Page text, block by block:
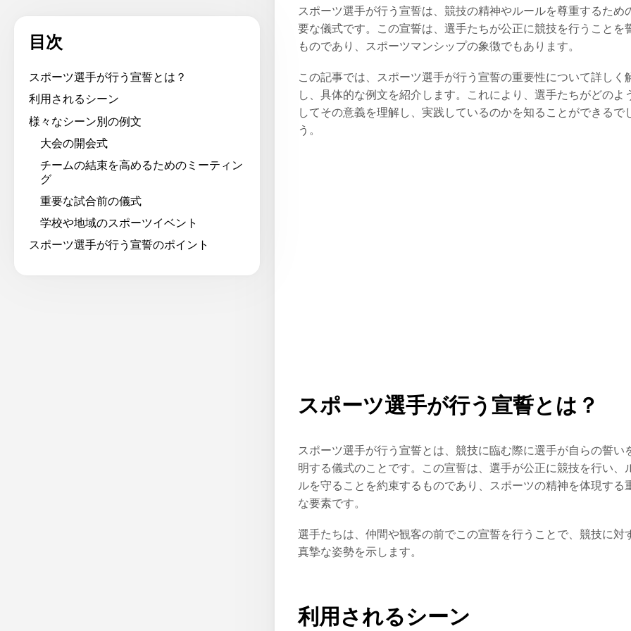
目次
スポーツ選手が行う宣誓とは？
利用されるシーン
様々なシーン別の例文
大会の開会式
チームの結束を高めるためのミーティン
グ
重要な試合前の儀式
学校や地域のスポーツイベント
スポーツ選手が行う宣誓のポイント
スポーツ選手が行う宣誓は、競技の精神やルールを尊重するため
要な儀式です。この宣誓は、選手たちが公正に競技を行うことを
ものであり、スポーツマンシップの象徴でもあります。
この記事では、スポーツ選手が行う宣誓の重要性について詳しく
し、具体的な例文を紹介します。これにより、選手たちがどのよ
してその意義を理解し、実践しているのかを知ることができるで
う。
スポーツ選手が行う宣誓とは？
スポーツ選手が行う宣誓とは、競技に臨む際に選手が自らの誓い
明する儀式のことです。この宣誓は、選手が公正に競技を行い、
ルを守ることを約束するものであり、スポーツの精神を体現する
な要素です。
選手たちは、仲間や観客の前でこの宣誓を行うことで、競技に対
真摯な姿勢を示します。
利用されるシーン